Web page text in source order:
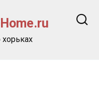
хорьках